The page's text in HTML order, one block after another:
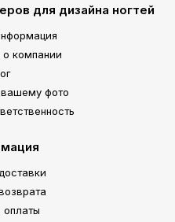
для дизайна ногтей
компании
фото
оплаты